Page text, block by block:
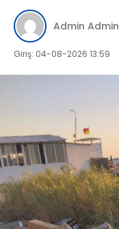
Admin Admin
Giriş: 04-08-2026 13:59